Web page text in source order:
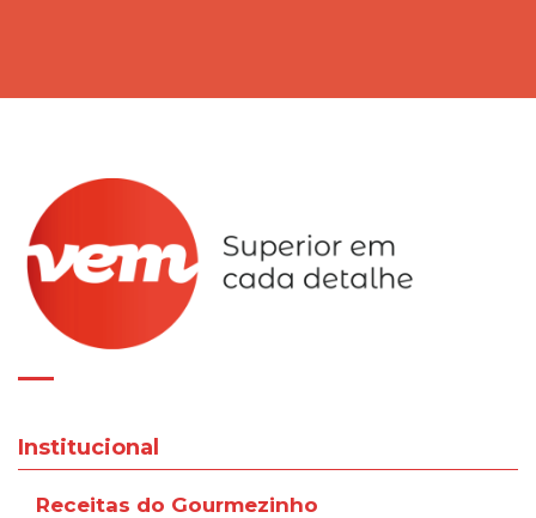
Institucional
Receitas do Gourmezinho